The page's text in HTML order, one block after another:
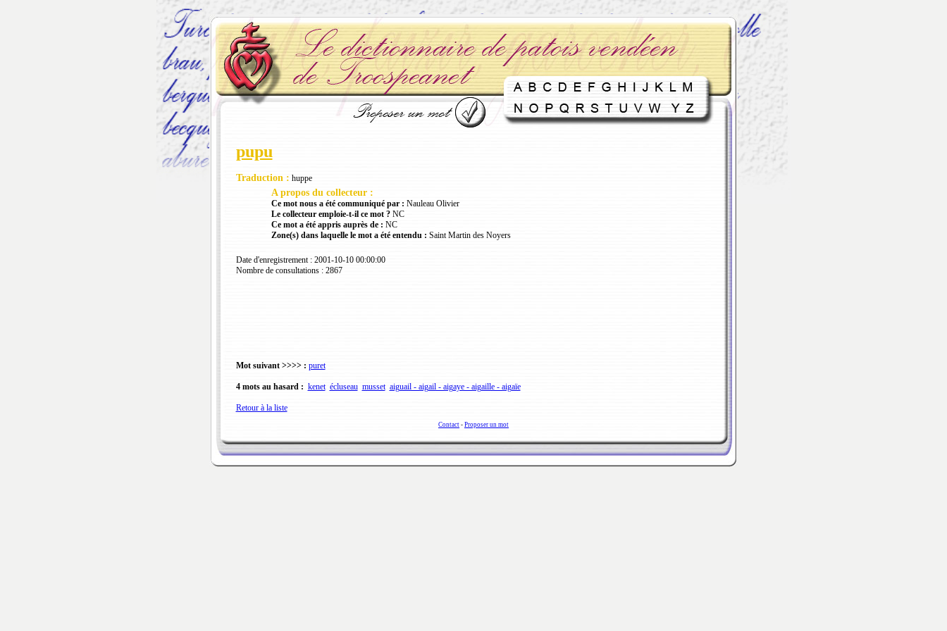
pupu
Traduction : huppe
A propos du collecteur :
Ce mot nous a été communiqué par : Nauleau Olivier
Le collecteur emploie-t-il ce mot ?NC
Ce mot a été appris auprès de : NC
Zone(s) dans laquelle le mot a été entendu : Saint Martin des Noyers
Date d'enregistrement : 2001-10-10 00:00:00
Nombre de consultations : 2867
Mot suivant >>>> : puret
4 mots au hasard : kenet écluseau musset aiguail - aigail - aigaye - aigaille - aigaïe
Retour à la liste
Contact - Proposer un mot